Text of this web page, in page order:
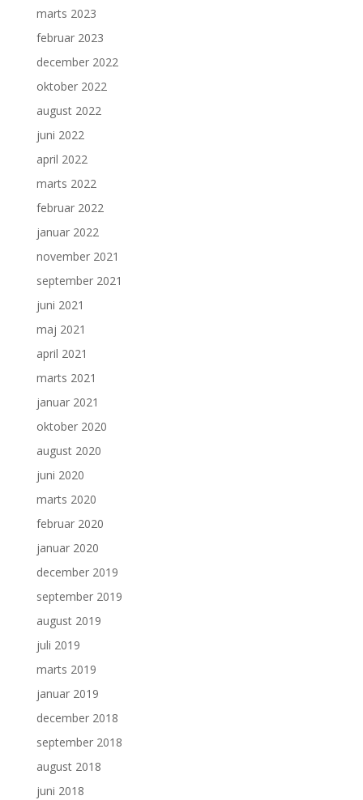
marts 2023
februar 2023
december 2022
oktober 2022
august 2022
juni 2022
april 2022
marts 2022
februar 2022
januar 2022
november 2021
september 2021
juni 2021
maj 2021
april 2021
marts 2021
januar 2021
oktober 2020
august 2020
juni 2020
marts 2020
februar 2020
januar 2020
december 2019
september 2019
august 2019
juli 2019
marts 2019
januar 2019
december 2018
september 2018
august 2018
juni 2018